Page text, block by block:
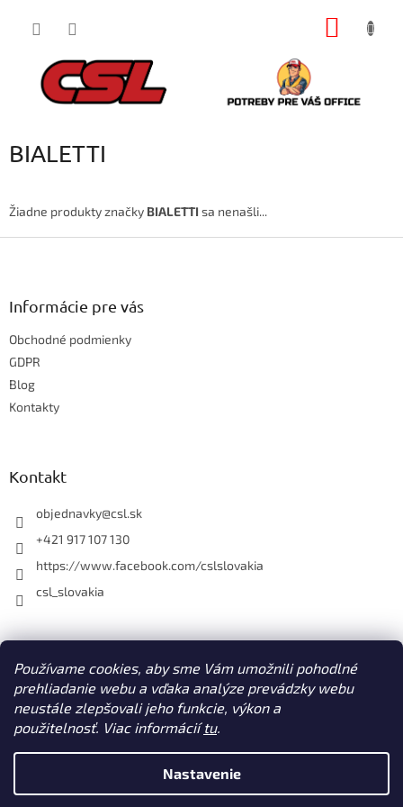
Používame cookies, aby sme Vám umožnili pohodlné
prehliadanie webu a vďaka analýze prevádzky webu
neustále zlepšovali jeho funkcie, výkon a
použitelnosť. Viac informáciítu.
Nastavenie
BIALETTI
Žiadne produkty značky BIALETTI sa nenašli...
Z
Informácie pre vás
Obchodné podmienky
GDPR
Blog
Kontakty
Kontakt
objednavky@csl.sk
+421 917 107 130
https://www.facebook.com/cslslovakia
csl_slovakia
Facebook